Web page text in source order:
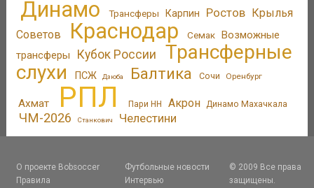
Динамо Трансферы Карпин Ростов Крылья
Советов
Краснодар Семак Возможные
трансферы
Кубок России
Трансферные
слухи
ПСЖ Дзюба Балтика Сочи Оренбург
Ахмат РПЛ Пари НН Акрон Динамо Махачкала
ЧМ-2026 Станкович Челестини
О проекте Bobsoccer
Правила
Футбольные новости
Интервью
© 2009 Все права
защищены.